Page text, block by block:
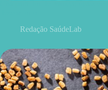
Redação SaúdeLab